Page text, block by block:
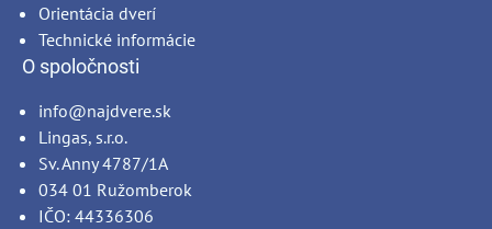
Orientácia dverí
Technické informácie
O spoločnosti
info@najdvere.sk
Lingas, s.r.o.
Sv. Anny 4787/1A
034 01 Ružomberok
IČO: 44336306